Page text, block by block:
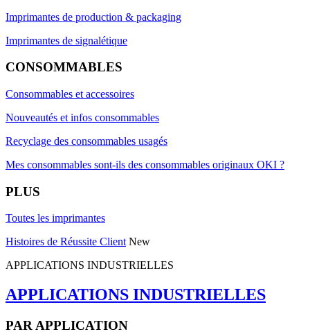
Imprimantes de production & packaging
Imprimantes de signalétique
CONSOMMABLES
Consommables et accessoires
Nouveautés et infos consommables
Recyclage des consommables usagés
Mes consommables sont-ils des consommables originaux OKI ?
PLUS
Toutes les imprimantes
Histoires de Réussite Client New
APPLICATIONS INDUSTRIELLES
APPLICATIONS INDUSTRIELLES
PAR APPLICATION